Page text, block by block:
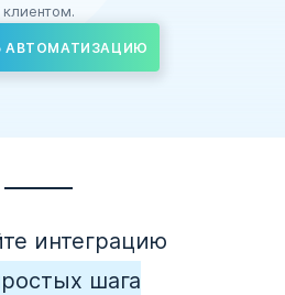
клиентом.
АВТОМАТИЗАЦИЮ
интеграцию
шага